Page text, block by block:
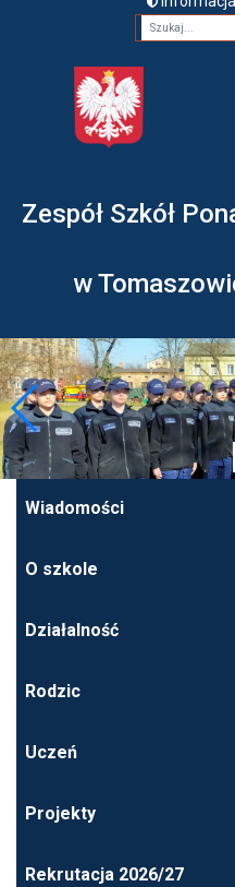
Fraza
Zespół Szkół
w
Wiadomości
O szkole
Działalność
Rodzic
Uczeń
Projekty
Rekrutacja 2026/27